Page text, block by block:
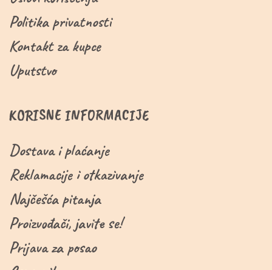
Politika privatnosti
Kontakt za kupce
Uputstvo
KORISNE INFORMACIJE
Dostava i plaćanje
Reklamacije i otkazivanje
Najčešća pitanja
Proizvođači, javite se!
Prijava za posao